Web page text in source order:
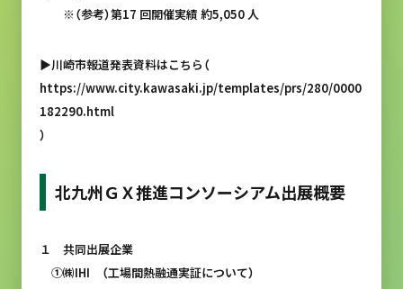
※（参考）第17 回開催実績 約5,050 人
▶川崎市報道発表資料はこちら（
https://www.city.kawasaki.jp/templates/prs/280/0000
182290.html
）
北九州ＧＸ推進コンソーシアム出展概要
１ 共同出展企業
①㈱IHI （工場間熱融通実証について）